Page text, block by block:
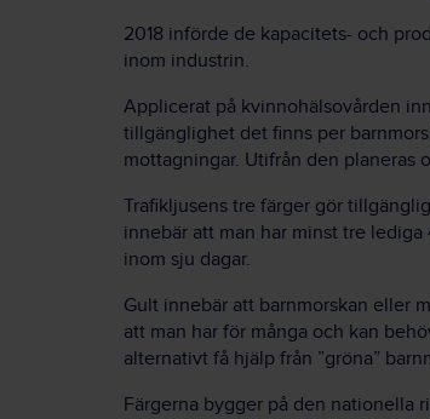
2018 införde de kapacitets- och
inom industrin.
Applicerat på kvinnohälsovården
tillgänglighet det finns per
mottagningar. Utifrån den planeras
Trafikljusens tre färger gör
innebär att man har minst tre
inom sju dagar.
Gult innebär att barnmorskan eller
att man har för många och kan
alternativt få hjälp från ”gröna”
Färgerna bygger på den nationella